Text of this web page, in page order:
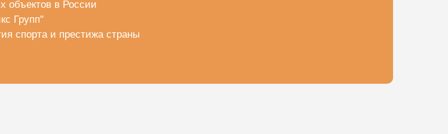
объектов в России
Групп"
спорта и престижа страны